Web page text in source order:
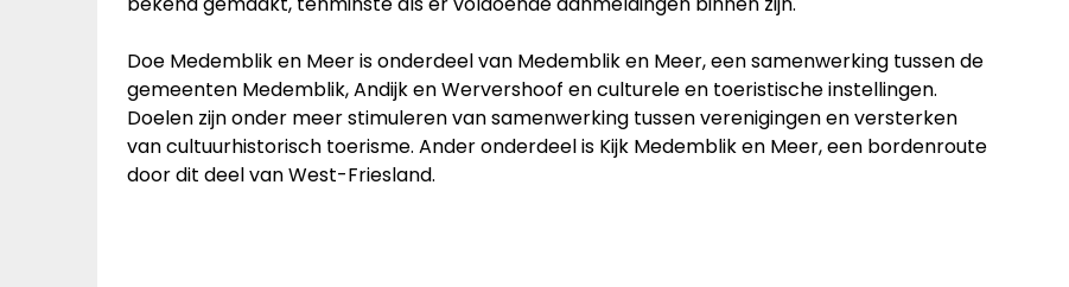
Doe Medemblik en Meer is onderdeel van Medemblik en Meer, een samenwerking tussen de
gemeenten Medemblik, Andijk en Wervershoof en culturele en toeristische instellingen.
Doelen zijn onder meer stimuleren van samenwerking tussen verenigingen en versterken
van cultuurhistorisch toerisme. Ander onderdeel is Kijk Medemblik en Meer, een bordenroute
door dit deel van West-Friesland.